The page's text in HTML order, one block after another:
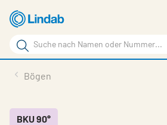
Zum
Hauptinhalt
springen
Suchbegriff
Seite
durchsuchen
Wissen & Service
Bögen
BKU 90°